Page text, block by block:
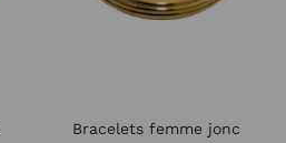
Bracelets femme jonc